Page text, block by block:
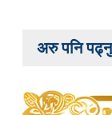
अरु पनि